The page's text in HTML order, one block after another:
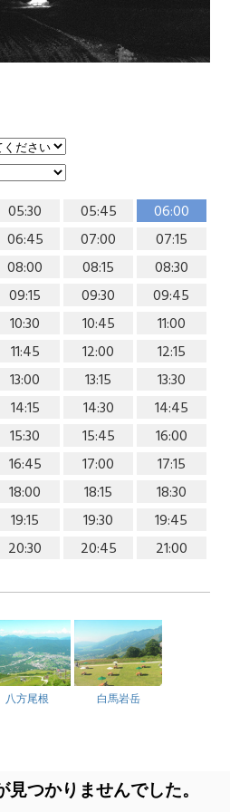
05:30 05:45
06:00
06:45 07:00
07:15
08:00 08:15
08:30
09:15 09:30
09:45
10:30 10:45
11:00
11:45 12:00
12:15
13:00 13:15
13:30
14:15 14:30
14:45
15:30 15:45
16:00
16:45 17:00
17:15
18:00 18:15
18:30
19:15 19:30
19:45
20:30 20:45 21:00
八方尾根 白馬岩岳